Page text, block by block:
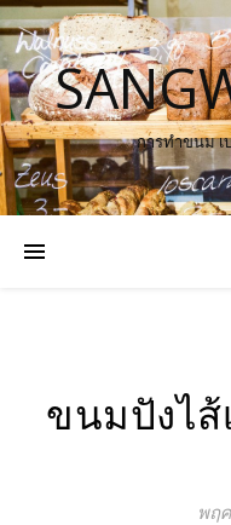
การทำขนม เ
ขนมปังไส้
พฤ